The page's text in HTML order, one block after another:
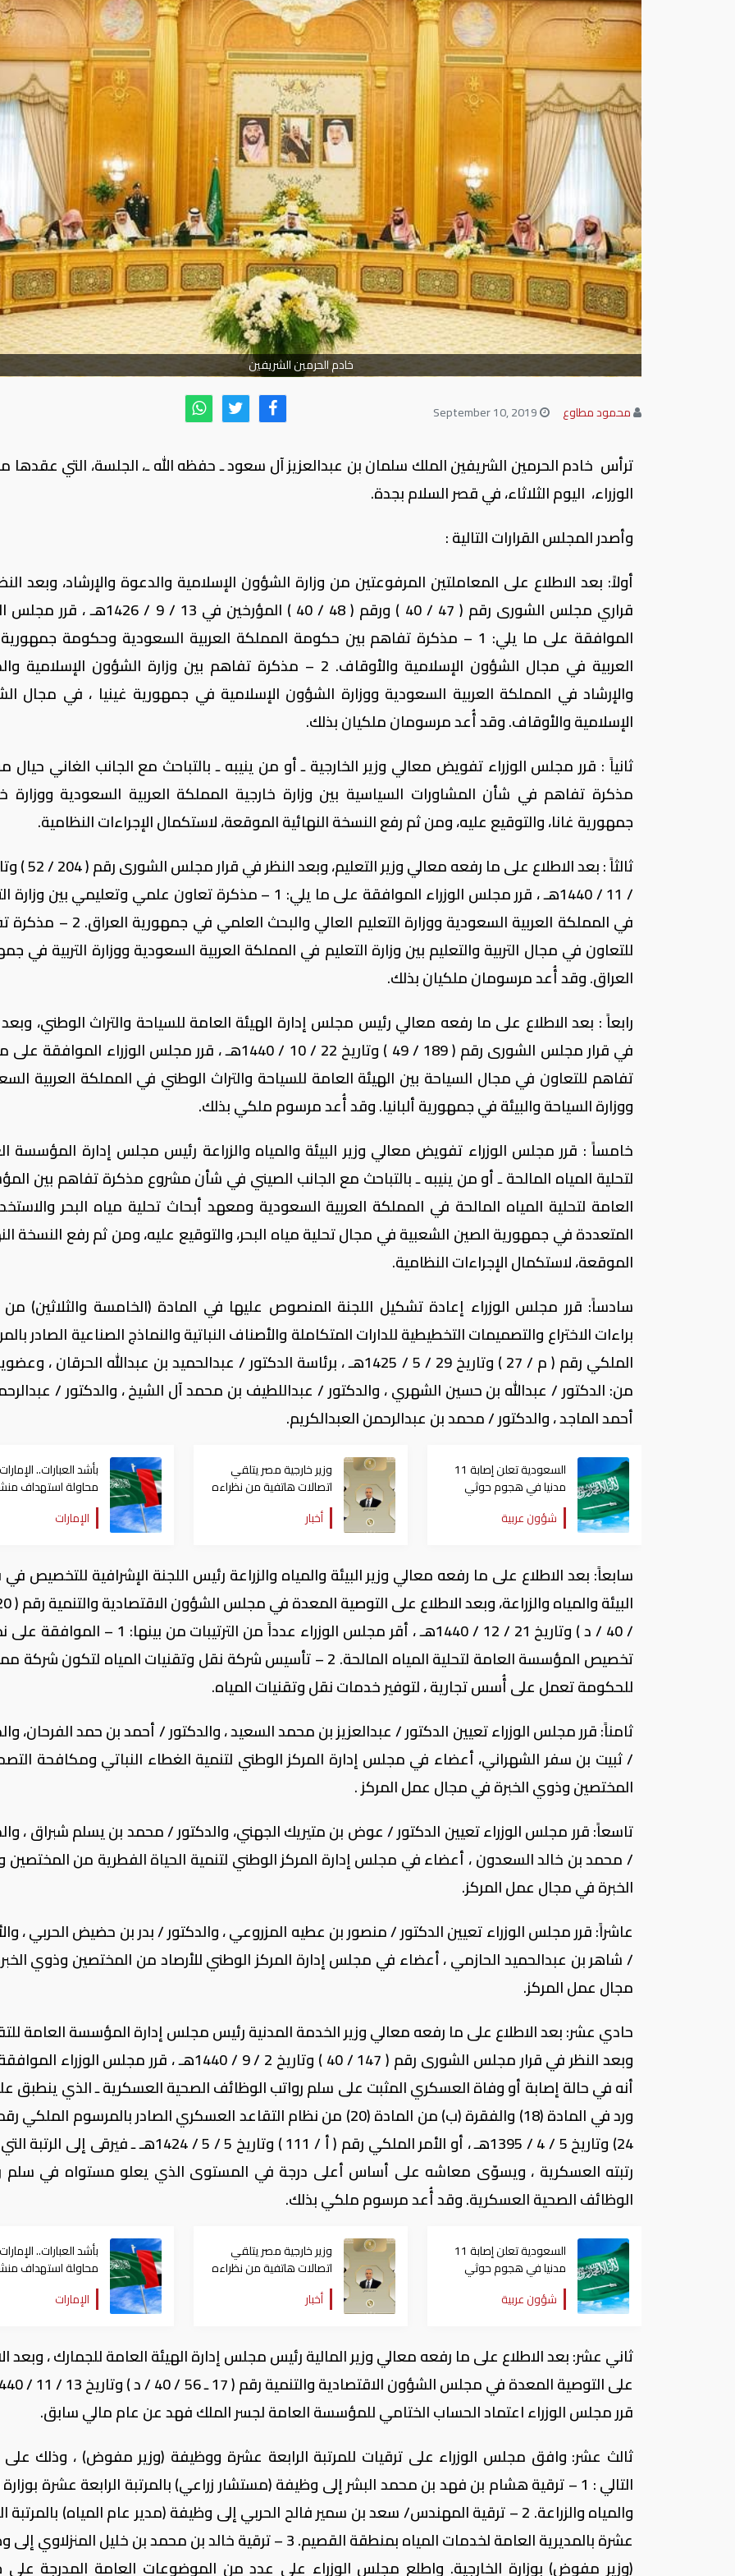
خادم الحرمين الشريفين
محمود مطاوع
ترأس خادم الحرمين الشريفين الملك سلمان بن عبدالعزيز آل سعود ـ حفظه الله ـ، الجلسة، التي
الوزراء، اليوم الثلاثاء، في قصر السلام بجدة.
وأصدر المجلس القرارات التالية :
أولاً: بعد الاطلاع على المعاملتين المرفوعتين من وزارة الشؤون الإسلامية والدعوة والإرشاد، وبعد
قراري مجلس الشورى رقم ( 47 / 40 ) ورقم ( 48 / 40 ) المؤرخين في 13 / 9 /
الموافقة على ما يلي: 1 – مذكرة تفاهم بين حكومة المملكة العربية السعودية وحكومة
العربية في مجال الشؤون الإسلامية والأوقاف. 2 – مذكرة تفاهم بين وزارة الشؤون
والإرشاد في المملكة العربية السعودية ووزارة الشؤون الإسلامية في جمهورية غينيا ، في مجال
الإسلامية والأوقاف. وقد أُعد مرسومان ملكيان بذلك.
ثانياً : قرر مجلس الوزراء تفويض معالي وزير الخارجية ـ أو من ينيبه ـ بالتباحث مع الجانب الغاني حيال
مذكرة تفاهم في شأن المشاورات السياسية بين وزارة خارجية المملكة العربية السعودية ووزارة
جمهورية غانا، والتوقيع عليه، ومن ثم رفع النسخة النهائية الموقعة، لاستكمال الإجراءات النظامية.
/ 11 / 1440هـ ، قرر مجلس الوزراء الموافقة على ما يلي: 1 – مذكرة تعاون علمي وتعليمي بين
في المملكة العربية السعودية ووزارة التعليم العالي والبحث
للتعاون في مجال التربية والتعليم بين وزارة التعليم في المملكة العربية السعودية ووزارة التربية في
العراق. وقد أُعد مرسومان ملكيان بذلك.
رابعاً : بعد الاطلاع على ما رفعه معالي رئيس مجلس إدارة الهيئة العامة للسياحة والتراث الوطني، وبعد
في قرار مجلس الشورى رقم ( 189 / 49 ) وتاريخ 22 / 10 / 1440هـ ، قرر مجلس الوزراء
تفاهم للتعاون في مجال السياحة بين الهيئة العامة للسياحة والتراث الوطني في المملكة العربية
ووزارة السياحة والبيئة في جمهورية ألبانيا. وقد أُعد مرسوم ملكي بذلك.
خامساً : قرر مجلس الوزراء تفويض معالي وزير البيئة والمياه والزراعة رئيس مجلس إدارة المؤسسة
لتحلية المياه المالحة ـ أو من ينيبه ـ بالتباحث مع الجانب الصيني في شأن مشروع مذكرة تفاهم بين
العامة لتحلية المياه المالحة في المملكة العربية السعودية ومعهد أبحاث تحلية مياه البحر
المتعددة في جمهورية الصين الشعبية في مجال تحلية مياه البحر، والتوقيع عليه، ومن ثم رفع النسخة
الموقعة، لاستكمال الإجراءات النظامية.
سادساً: قرر مجلس الوزراء إعادة تشكيل اللجنة المنصوص عليها في المادة (الخامسة والثلاثين)
براءات الاختراع والتصميمات التخطيطية للدارات المتكاملة والأصناف النباتية والنماذج الصناعية الصادر
الملكي رقم ( م / 27 ) وتاريخ 29 / 5 / 1425هـ ، برئاسة الدكتور / عبدالحميد بن عبدالله الحرقان ،
من: الدكتور / عبدالله بن حسين الشهري ، والدكتور / عبداللطيف بن محمد آل الشيخ ، والدكتور /
أحمد الماجد ، والدكتور / محمد بن عبدالرحمن العبدالكريم.
السعودية تعلن إصابة 11
مدنيا في هجوم حوثي
على نجران
شؤون عربية
وزير خارجية مصر يتلقي
اتصالات هاتفية من نظراءه
بالإمارات والسعودية
والأردن والكويت
أخبار
بأشد العبارات..
محاولة استهداف
بترولية بالسعودية
الإمارات
سابعاً: بعد الاطلاع على ما رفعه معالي وزير البيئة والمياه والزراعة رئيس اللجنة الإشرافية للتخصيص
/ 40 / د ) وتاريخ 21 / 12 / 1440هـ ، أقر مجلس الوزراء عدداً من الترتيبات من
تخصيص المؤسسة العامة لتحلية المياه المالحة. 2 – تأسيس شركة نقل وتقنيات المياه لتكون
للحكومة تعمل على أُسس تجارية ، لتوفير خدمات نقل وتقنيات المياه.
ثامناً: قرر مجلس الوزراء تعيين الدكتور / عبدالعزيز بن محمد السعيد ، والدكتور / أحمد بن حمد الفرحان،
/ ثبيت بن سفر الشهراني، أعضاء في مجلس إدارة المركز الوطني لتنمية الغطاء النباتي ومكافحة
المختصين وذوي الخبرة في مجال عمل المركز .
تاسعاً: قرر مجلس الوزراء تعيين الدكتور / عوض بن متيريك الجهني، والدكتور / محمد بن يسلم شبراق ،
/ محمد بن خالد السعدون ، أعضاء في مجلس إدارة المركز الوطني لتنمية الحياة الفطرية من
الخبرة في مجال عمل المركز.
عاشراً: قرر مجلس الوزراء تعيين الدكتور / منصور بن عطيه المزروعي ، والدكتور / بدر بن حضيض الحربي ،
/ شاهر بن عبدالحميد الحازمي ، أعضاء في مجلس إدارة المركز الوطني للأرصاد من المختصين وذوي
مجال عمل المركز.
حادي عشر: بعد الاطلاع على ما رفعه معالي وزير الخدمة المدنية رئيس مجلس إدارة المؤسسة العامة
وبعد النظر في قرار مجلس الشورى رقم ( 147 / 40 ) وتاريخ 2 / 9 / 1440هـ ، قرر مجلس
أنه في حالة إصابة أو وفاة العسكري المثبت على سلم رواتب الوظائف الصحية العسكرية ـ الذي ينطبق
ورد في المادة (18) والفقرة (ب) من المادة (20) من نظام التقاعد العسكري الصادر بالمرسوم
24) وتاريخ 5 / 4 / 1395هـ ، أو الأمر الملكي رقم ( أ / 111 ) وتاريخ 5 / 5 / 1424هـ ـ فيرقى
رتبته العسكرية ، ويسوّى معاشه على أساس أعلى درجة في المستوى الذي يعلو مستواه في سلم
الوظائف الصحية العسكرية. وقد أُعد مرسوم ملكي بذلك.
السعودية تعلن إصابة 11
مدنيا في هجوم حوثي
على نجران
شؤون عربية
وزير خارجية مصر يتلقي
اتصالات هاتفية من نظراءه
بالإمارات والسعودية
والأردن والكويت
أخبار
بأشد العبارات..
محاولة استهداف
بترولية بالسعودية
الإمارات
ثاني عشر: بعد الاطلاع على ما رفعه معالي وزير المالية رئيس مجلس إدارة الهيئة العامة للجمارك ، وبعد
قرر مجلس الوزراء اعتماد الحساب الختامي للمؤسسة العامة لجسر الملك فهد عن عام مالي سابق.
ثالث عشر: وافق مجلس الوزراء على ترقيات للمرتبة الرابعة عشرة ووظيفة (وزير مفوض) ، وذلك على
التالي : 1 – ترقية هشام بن فهد بن محمد البشر إلى وظيفة (مستشار زراعي) بالمرتبة الرابعة عشرة بوزارة
والمياه والزراعة. 2 – ترقية المهندس/ سعد بن سمير فالح الحربي إلى وظيفة (مدير عام المياه) بالمرتبة
عشرة بالمديرية العامة لخدمات المياه بمنطقة القصيم. 3 – ترقية خالد بن محمد بن خليل
(وزير مفوض) بوزارة الخارجية. واطلع مجلس الوزراء على عدد من الموضوعات العامة المدرجة